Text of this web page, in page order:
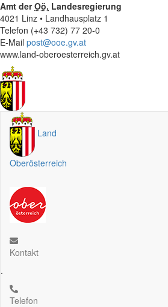
Amt derOö. Landesregierung
4021 Linz • Landhausplatz 1
Telefon (+43 732) 77 20-0
E-Mail post@ooe.gv.at
www.land-oberoesterreich.gv.at
Land
Oberösterreich
Kontakt
.
Telefon